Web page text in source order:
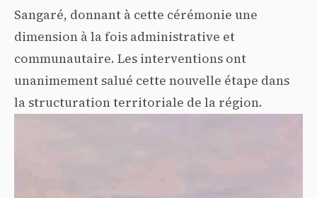
Sangaré, donnant à cette cérémonie une
dimension à la fois administrative et
communautaire. Les interventions ont
unanimement salué cette nouvelle étape dans
la structuration territoriale de la région.